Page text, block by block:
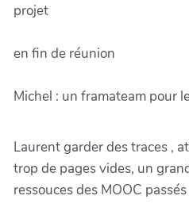
projet
en fin de réunion
Michel : un framateam pour
Laurent garder des traces ,
trop de pages vides, un
ressouces des MOOC passés